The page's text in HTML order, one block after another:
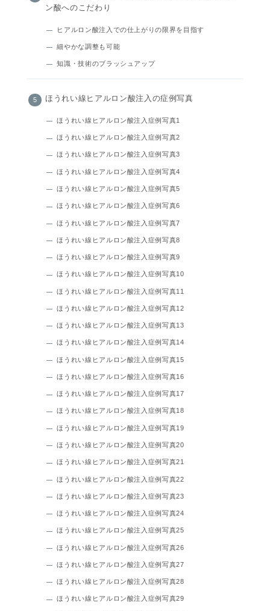
ン酸へのこだわり
ヒアルロン酸注入での仕上がりの限界を目指す
細やかな調整も可能
知識・技術のブラッシュアップ
ほうれい線ヒアルロン酸注入の症例写真
ほうれい線ヒアルロン酸注入症例写真1
ほうれい線ヒアルロン酸注入症例写真2
ほうれい線ヒアルロン酸注入症例写真3
ほうれい線ヒアルロン酸注入症例写真4
ほうれい線ヒアルロン酸注入症例写真5
ほうれい線ヒアルロン酸注入症例写真6
ほうれい線ヒアルロン酸注入症例写真7
ほうれい線ヒアルロン酸注入症例写真8
ほうれい線ヒアルロン酸注入症例写真9
ほうれい線ヒアルロン酸注入症例写真10
ほうれい線ヒアルロン酸注入症例写真11
ほうれい線ヒアルロン酸注入症例写真12
ほうれい線ヒアルロン酸注入症例写真13
ほうれい線ヒアルロン酸注入症例写真14
ほうれい線ヒアルロン酸注入症例写真15
ほうれい線ヒアルロン酸注入症例写真16
ほうれい線ヒアルロン酸注入症例写真17
ほうれい線ヒアルロン酸注入症例写真18
ほうれい線ヒアルロン酸注入症例写真19
ほうれい線ヒアルロン酸注入症例写真20
ほうれい線ヒアルロン酸注入症例写真21
ほうれい線ヒアルロン酸注入症例写真22
ほうれい線ヒアルロン酸注入症例写真23
ほうれい線ヒアルロン酸注入症例写真24
ほうれい線ヒアルロン酸注入症例写真25
ほうれい線ヒアルロン酸注入症例写真26
ほうれい線ヒアルロン酸注入症例写真27
ほうれい線ヒアルロン酸注入症例写真28
ほうれい線ヒアルロン酸注入症例写真29